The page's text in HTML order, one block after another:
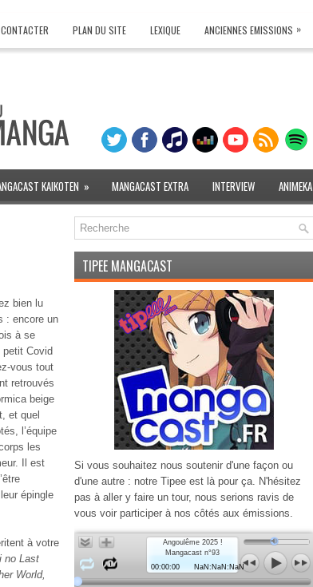
PLAN DU SITE LEXIQUE ANCIENNES EMISSIONS »
KAIKOTEN » MANGACAST EXTRA INTERVIEW ANIMEKA
bien lu
: encore un
à se
petit Covid
vous tout
retrouvés
beige
et quel
l’équipe
les
Il est
épingle
à votre
no Last
World,
TIPEE MANGACAST
Si vous souhaitez nous soutenir d'une façon ou
d'une autre : notre Tipee est là pour ça. N'hésitez
pas à aller y faire un tour, nous serions ravis de
vous voir participer à nos côtés aux émissions.
Angoulême 2025 !
Mangacast n°93
00:00:00
NaN:NaN:NaN